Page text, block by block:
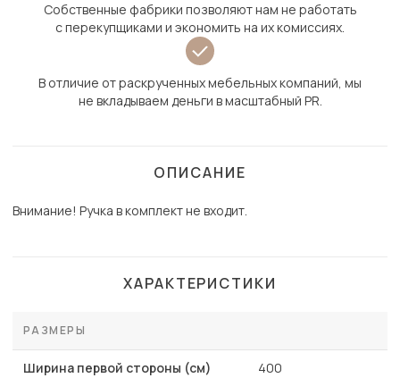
Собственные фабрики позволяют нам не работать
с перекупщиками и экономить на их комиссиях.
В отличие от раскрученных мебельных компаний, мы
не вкладываем деньги в масштабный PR.
ОПИСАНИЕ
Внимание! Ручка в комплект не входит.
ХАРАКТЕРИСТИКИ
РАЗМЕРЫ
Ширина первой стороны (см) 400